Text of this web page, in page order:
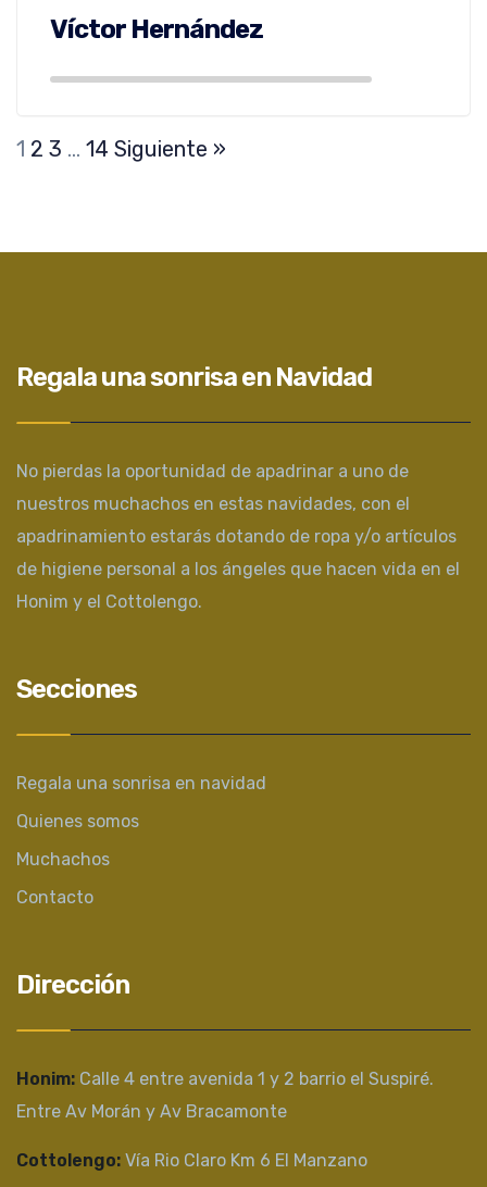
Víctor Hernández
1 2 3 … 14 Siguiente »
Regala una sonrisa en Navidad
No pierdas la oportunidad de apadrinar a uno de
nuestros muchachos en estas navidades, con el
apadrinamiento estarás dotando de ropa y/o artículos
de higiene personal a los ángeles que hacen vida en el
Honim y el Cottolengo.
Secciones
Regala una sonrisa en navidad
Quienes somos
Muchachos
Contacto
Dirección
Honim: Calle 4 entre avenida 1 y 2 barrio el Suspiré.
Entre Av Morán y Av Bracamonte
Cottolengo: Vía Rio Claro Km 6 El Manzano